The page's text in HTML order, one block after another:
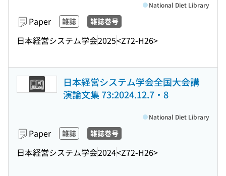
Paper 雑誌 雑誌巻号
日本経営システム学会2025<Z72-H26>
National Diet Library
日本経営システム学会全国大会講
演論文集 73:2024.12.7・8
Paper 雑誌 雑誌巻号
日本経営システム学会2024<Z72-H26>
National Diet Library